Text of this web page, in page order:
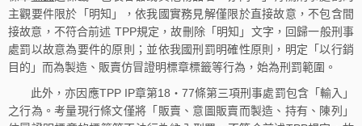
主觀要件限於「明知」，依我國實務見解僅限於直接故意，不包含間
接故意，不符合前述 TPP規定，故刪除「明知」文字，回歸一般刑事
處罰以故意為要件的原則；並依我國刑罰明確性原則，明定「以行銷
目的」而為製造、販賣仿冒證明標章標籤等行為，始為刑罰範圍。
此外，亦因應TPP IP章第18‧77條第三項刑事處罰包含「輸入」
之行為。考量現行條文僅將「販賣、意圖販賣而製造、持有、陳列」